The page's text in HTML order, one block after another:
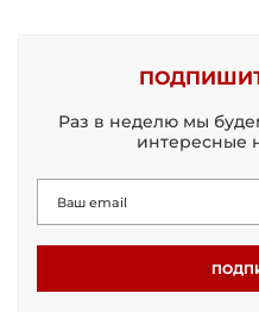
Раз в неделю мы
интересные